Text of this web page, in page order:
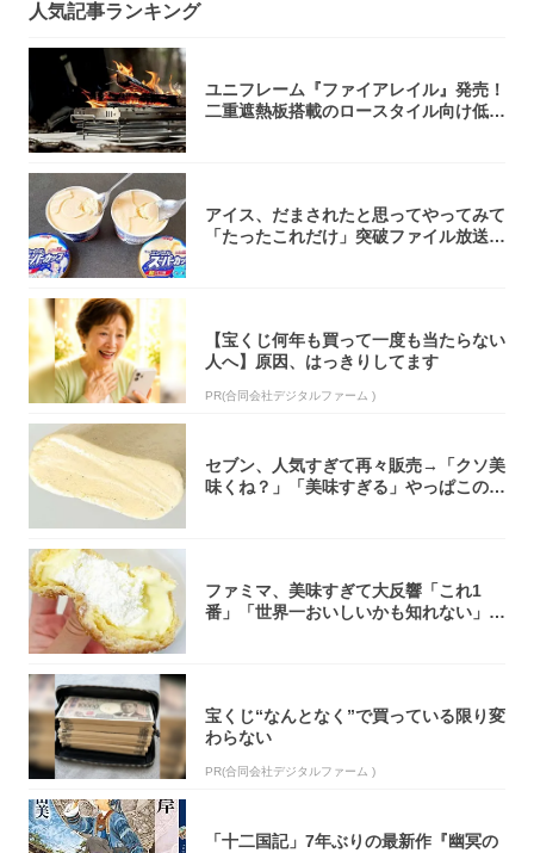
人気記事ランキング
ユニフレーム『ファイアレイル』発売！
二重遮熱板搭載のロースタイル向け低型
アイス、だまされたと思ってやってみて
「たったこれだけ」突破ファイル放送で
【宝くじ何年も買って一度も当たらない
人へ】原因、はっきりしてます
PR(合同会社デジタルファーム )
セブン、人気すぎて再々販売→「クソ美
味くね？」「美味すぎる」やっぱこのク
ファミマ、美味すぎて大反響「これ1
番」「世界一おいしいかも知れない」
宝くじ“なんとなく”で買っている限り変
わらない
PR(合同会社デジタルファーム )
「十二国記」7年ぶりの最新作『幽冥の